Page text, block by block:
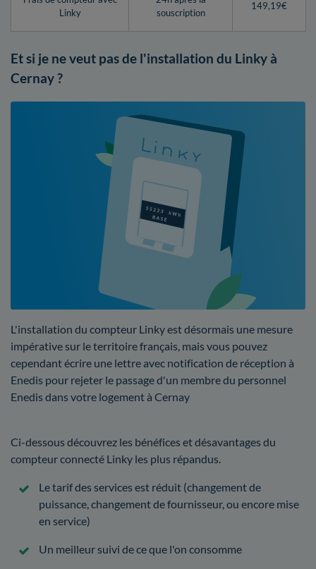
Linky
souscription
149,19€
Et si je ne veut pas de l'installation du Linky à
Cernay ?
L'installation du compteur Linky est désormais une mesure
impérative sur le territoire français, mais vous pouvez
cependant écrire une lettre avec notification de réception à
Enedis pour rejeter le passage d'un membre du personnel
Enedis dans votre logement à Cernay
Ci-dessous découvrez les bénéfices et désavantages du
compteur connecté Linky les plus répandus.
Le tarif des services est réduit (changement de
puissance, changement de fournisseur, ou encore mise
en service)
Un meilleur suivi de ce que l'on consomme